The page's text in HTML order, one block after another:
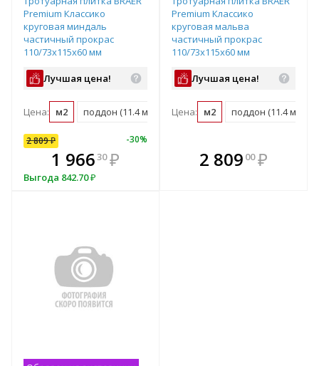
Premium Классико
круговая миндаль
частичный прокрас
110/73х115х60 мм
Лучшая цена!
Цена: м2 поддон (11.4 м2)
2 809₽ -30%
1 96630 ₽
Выгода 842.70₽
В комплекте
всегда выгоднее!
Premium Классико
круговая мальва
частичный прокрас
110/73х115х60 мм
Лучшая цена!
Цена: м2 поддон (11.4 м2)
В комплекте
всегда выгоднее!
2 809 00 ₽